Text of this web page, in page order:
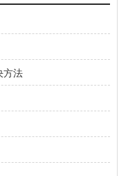
方法